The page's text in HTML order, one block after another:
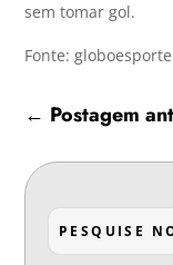
sem tomar gol.
Fonte:
← Postagem